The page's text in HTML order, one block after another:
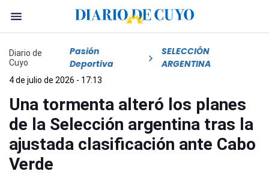
Diario de
Cuyo
Pasión
Deportiva
SELECCIÓN
ARGENTINA
4 de julio de 2026 - 17:13
Una tormenta alteró los planes
de la Selección argentina tras la
ajustada clasificación ante Cabo
Verde